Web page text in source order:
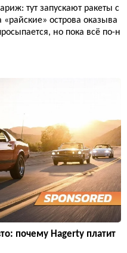
тут запускают ракеты с
острова оказыва
но пока всё по-н
почему Hagerty платит